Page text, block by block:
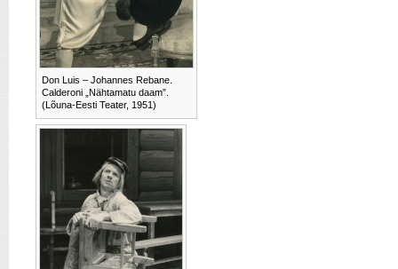
Don Luis – Johannes Rebane.
Calderoni „Nähtamatu daam”.
(Lõuna-Eesti Teater, 1951)